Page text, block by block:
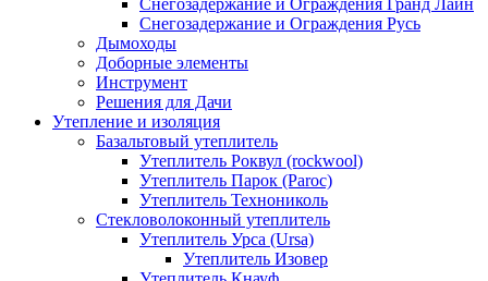
Снегозадержание и Ограждения Гранд Лайн
Снегозадержание и Ограждения Русь
Дымоходы
Доборные элементы
Инструмент
Решения для Дачи
Утепление и изоляция
Базальтовый утеплитель
Утеплитель Роквул (rockwool)
Утеплитель Парок (Paroc)
Утеплитель Технониколь
Стекловолоконный утеплитель
Утеплитель Урса (Ursa)
Утеплитель Изовер